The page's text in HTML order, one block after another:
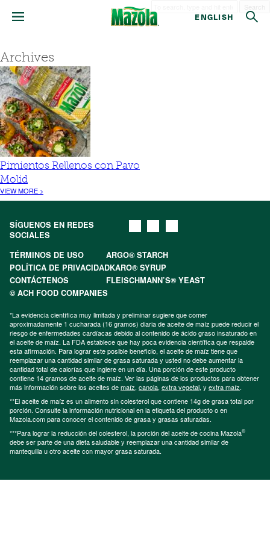
ENGLISH
Archives
Pimientos Rellenos con Pavo
Molid
VIEW MORE >
SÍGUENOS EN REDES
SOCIALES
TÉRMINOS DE USO
ARGO® STARCH
POLÍTICA DE PRIVACIDADKARO® SYRUP
CONTÁCTENOS
FLEISCHMANN’S® YEAST
© ACH FOOD COMPANIES
*La evidencia científica muy limitada y preliminar sugiere que comer
aproximadamente 1 cucharada (16 gramos) diaria de aceite de maíz puede reducir el
riesgo de enfermedades cardíacas debido al contenido de ácido graso insaturado en
el aceite de maíz. La FDA establece que hay poca evidencia científica que respalde
esta afirmación. Para lograr este posible beneficio, el aceite de maíz tiene que
reemplazar una cantidad similar de grasa saturada y usted no debe aumentar la
cantidad total de calorías que ingiere en un día. Una porción de este producto
contiene 14 gramos de aceite de maíz. Ver las páginas de los productos para obtener
más información sobre los aceites demaíz, canola, extra vegetal, y extra maíz.
**El aceite de maíz es un alimento sin colesterol que contiene 14g de grasa total por
porción. Consulte la información nutricional en la etiqueta del producto o en
Mazola.com para conocer el contenido de grasa y grasas saturadas.
***Para lograr la reducción del colesterol, la porción del aceite de cocina Mazola®
debe ser parte de una dieta saludable y reemplazar una cantidad similar de
mantequilla u otro aceite con mayor grasa saturada.